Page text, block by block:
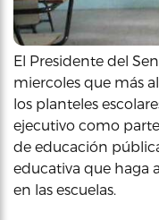
El Presidente del
miercoles que más
los planteles
ejecutivo como
de educación
educativa que haga
en las escuelas.